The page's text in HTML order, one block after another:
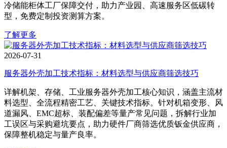
冷储能柜体工厂保障交付，助力产业园、高速服务区低碳转
型，免费定制投资测算方案。
了解更多
2026-07-31
服务器外壳加工技术指标：材料选型与供应商筛选技巧
详解机架、存储、工业服务器外壳加工核心知识，涵盖主流材
料选型、全流程精密工艺、关键技术指标。针对机箱变形、风
道漏风、EMC超标、装配偏差等量产常见问题，拆解行业加
工误区与采购避坑要点，助力硬件厂商筛选优质钣金供应商，
保障整机稳定与量产良率。